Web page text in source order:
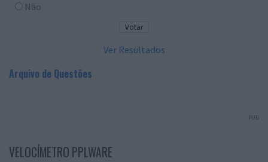
Não
Ver Resultados
Arquivo de Questões
PUB
VELOCÍMETRO PPLWARE